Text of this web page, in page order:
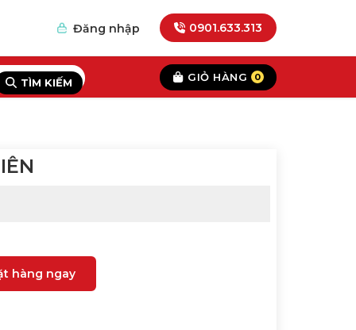
Đăng nhập 0901.633.313
TÌM KIẾM GIỎ HÀNG 0
hàng ngay